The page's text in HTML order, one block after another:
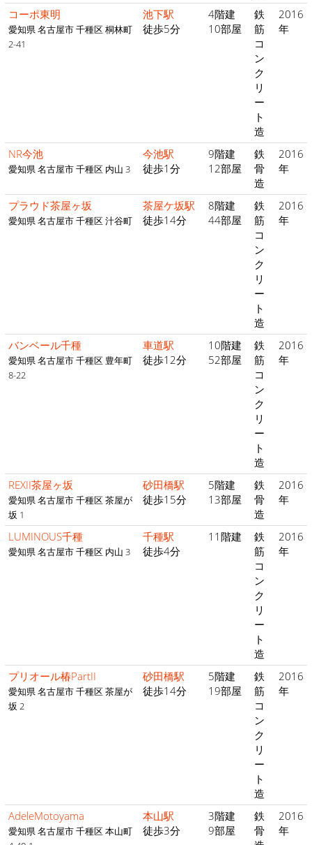
コーポ東明
愛知県 名古屋市 千種区 桐林町
2-41
池下駅
徒歩5分
4階建
10部屋
鉄
筋
コ
ン
ク
リ
ー
ト
造
2016
年
NR今池
愛知県 名古屋市 千種区 内山 3
今池駅
徒歩1分
9階建
12部屋
鉄
骨
造
2016
年
プラウド茶屋ヶ坂
愛知県 名古屋市 千種区 汁谷町
茶屋ケ坂駅
徒歩14分
8階建
44部屋
鉄
筋
コ
ン
ク
リ
ー
ト
造
2016
年
バンベール千種
愛知県 名古屋市 千種区 豊年町
8-22
車道駅
徒歩12分
10階建
52部屋
鉄
筋
コ
ン
ク
リ
ー
ト
造
2016
年
REXII茶屋ヶ坂
愛知県 名古屋市 千種区 茶屋が
坂 1
砂田橋駅
徒歩15分
5階建
13部屋
鉄
骨
造
2016
年
LUMINOUS千種
愛知県 名古屋市 千種区 内山 3
千種駅
徒歩4分
11階建
鉄
筋
コ
ン
ク
リ
ー
ト
造
2016
年
プリオール椿PartII
愛知県 名古屋市 千種区 茶屋が
坂 2
砂田橋駅
徒歩14分
5階建
19部屋
鉄
筋
コ
ン
ク
リ
ー
ト
造
2016
年
AdeleMotoyama
愛知県 名古屋市 千種区 本山町
本山駅
徒歩3分
3階建
9部屋
鉄
骨
2016
年